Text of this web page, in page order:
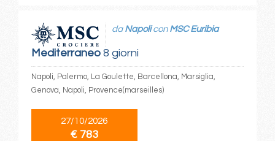
Mediterraneo8 giorni
da Napolicon MSC Euribia
Napoli, Palermo, La Goulette, Barcellona, Marsiglia,
Genova, Napoli, Provence(marseilles)
27/10/2026
€ 783